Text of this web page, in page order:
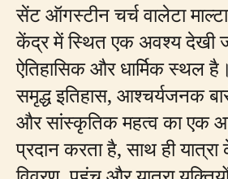
सेंट ऑगस्टीन चर्च वालेटा
केंद्र में स्थित एक अवश्य देखी
ऐतिहासिक और धार्मिक स्थल
समृद्ध इतिहास, आश्चर्यजनक
और सांस्कृतिक महत्व का एक
प्रदान करता है, साथ ही